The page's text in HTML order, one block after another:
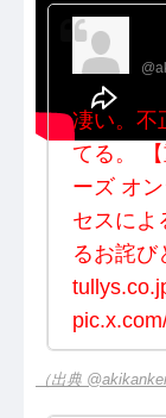
凄い。不
てる。
ーズ オ
セスによ
るお詫び
（出典